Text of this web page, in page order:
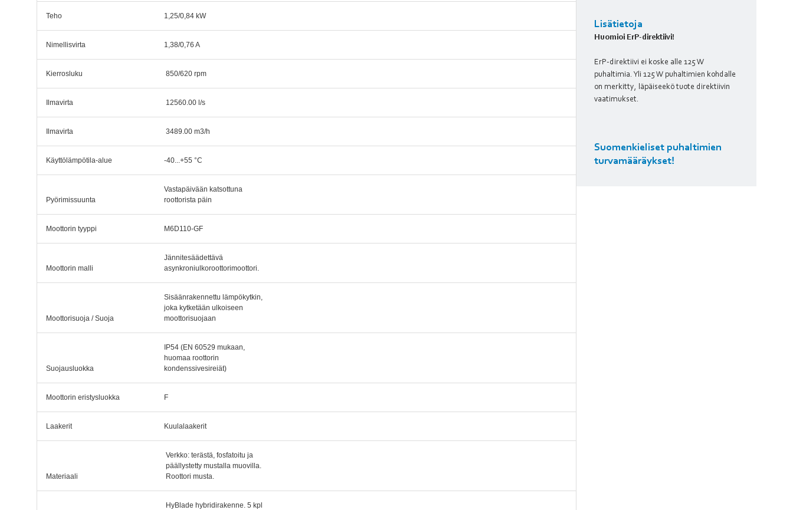
Teho 1,25/0,84 kW
Nimellisvirta 1,38/0,76 A
Kierrosluku 850/620 rpm
Ilmavirta 12560.00 l/s
Ilmavirta 3489.00 m3/h
Käyttölämpötila-alue -40...+55 °C
Pyörimissuunta
Vastapäivään katsottuna
roottorista päin
Moottorin tyyppi M6D110-GF
Moottorin malli
Jännitesäädettävä
asynkroniulkoroottorimoottori.
Moottorisuoja / Suoja
Sisäänrakennettu lämpökytkin,
joka kytketään ulkoiseen
moottorisuojaan
Suojausluokka
IP54 (EN 60529 mukaan,
huomaa roottorin
kondenssivesireiät)
Moottorin eristysluokka F
Laakerit Kuulalaakerit
Materiaali
Verkko: terästä, fosfatoitu ja
päällystetty mustalla muovilla.
Roottori musta.
HyBlade hybridirakenne. 5 kpl
Lisätietoja
Huomioi ErP-direktiivi!
ErP-direktiivi ei koske alle 125 W
puhaltimia. Yli 125 W puhaltimien kohdalle
on merkitty, läpäiseekö tuote direktiivin
vaatimukset.
Suomenkieliset puhaltimien
turvamääräykset!